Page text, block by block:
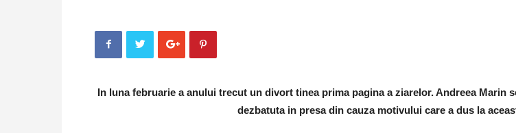
In luna februarie a anului trecut un divort tinea prima pagina a ziarelor. Andreea Marin
dezbatuta in presa din cauza motivului care a dus la